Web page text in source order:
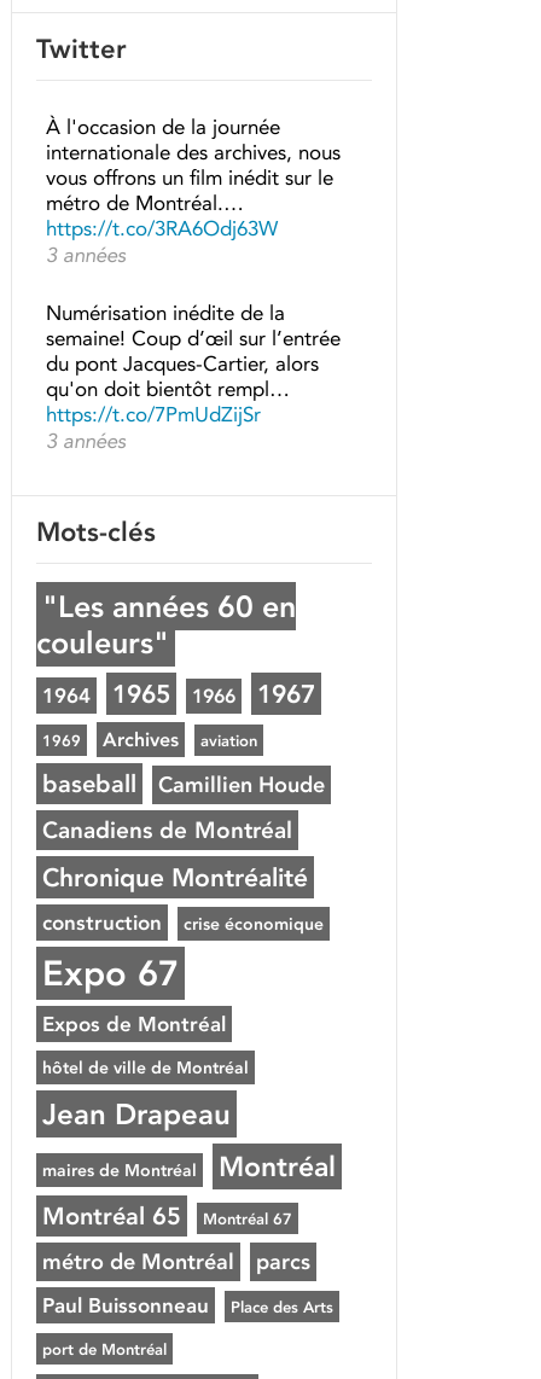
Twitter
À l'occasion de la journée
internationale des archives, nous
vous offrons un film inédit sur le
métro de Montréal.…
https://t.co/3RA6Odj63W
3 années
Numérisation inédite de la
semaine! Coup d’œil sur l’entrée
du pont Jacques-Cartier, alors
qu'on doit bientôt rempl…
https://t.co/7PmUdZijSr
3 années
Mots-clés
"Les années 60 en
couleurs"
1964 1965 1966 1967
1969 Archives aviation
baseball Camillien Houde
Canadiens de Montréal
Chronique Montréalité
construction crise économique
Expo 67
Expos de Montréal
hôtel de ville de Montréal
Jean Drapeau
maires de Montréal Montréal
Montréal 65 Montréal 67
métro de Montréal parcs
Paul Buissonneau Place des Arts
port de Montréal